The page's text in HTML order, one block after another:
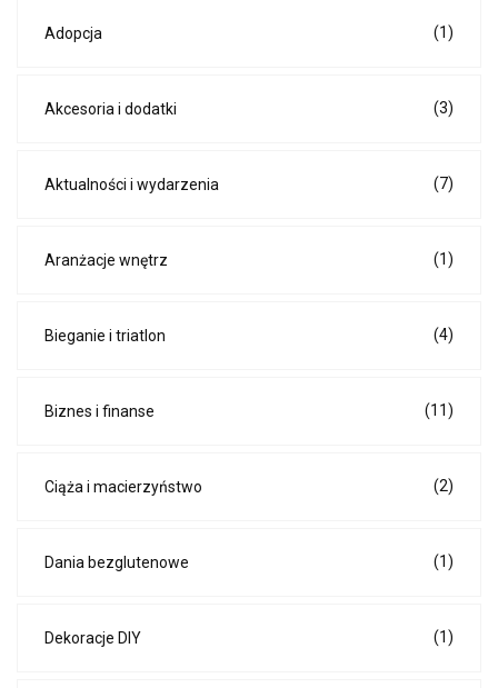
Adopcja (1)
Akcesoria i dodatki (3)
Aktualności i wydarzenia (7)
Aranżacje wnętrz (1)
Bieganie i triatlon (4)
Biznes i finanse (11)
Ciąża i macierzyństwo (2)
Dania bezglutenowe (1)
Dekoracje DIY (1)